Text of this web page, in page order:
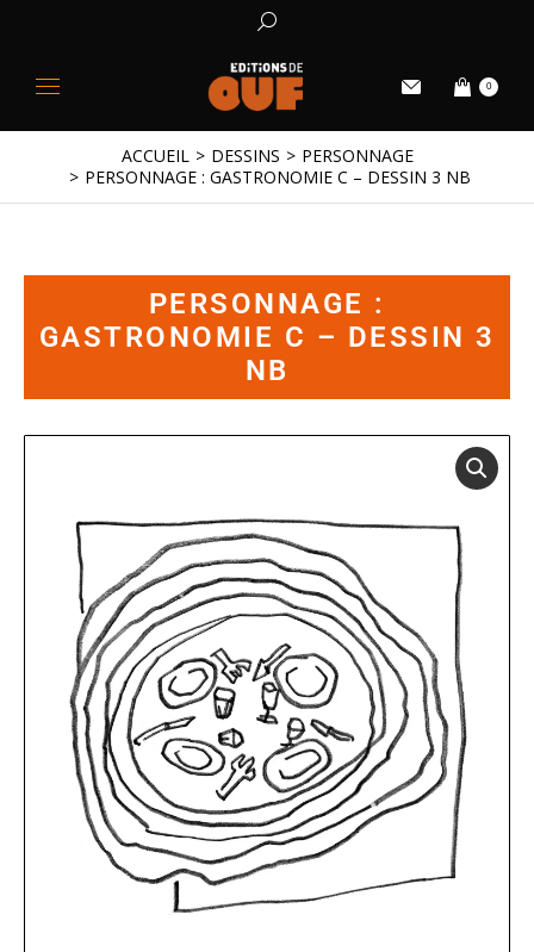
0
Vous êtes ici :
ACCUEIL DESSINS
PERSONNAGE
PERSONNAGE : GASTRONOMIE C – DESSIN 3 NB
PERSONNAGE :
GASTRONOMIE C – DESSIN 3
NB